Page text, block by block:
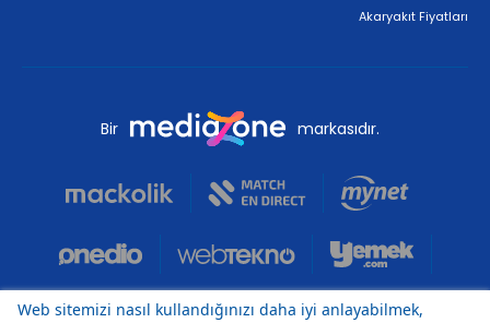
Akaryakıt Fiyatları
Bir markasıdır.